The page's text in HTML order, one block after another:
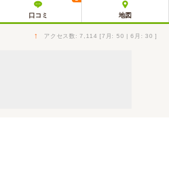
口コミ 地図
↑ アクセス数: 7,114 [7月: 50 | 6月: 30 ]